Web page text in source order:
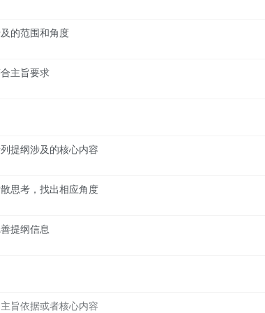
的范围和角度
主旨要求
提纲涉及的核心内容
思考，找出相应角度
提纲信息
旨依据或者核心内容